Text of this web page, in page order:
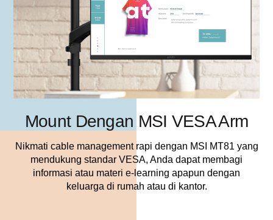
Mount Dengan MSI VESA Arm
Nikmati cable management rapi dengan MSI MT81 yang
mendukung standar VESA, Anda dapat membagi
informasi atau materi e-learning apapun dengan
keluarga di rumah atau di kantor.